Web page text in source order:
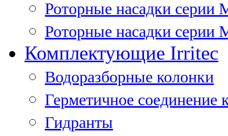
Роторные насадки серии
Роторные насадки серии
Комплектующие Irritec
Водоразборные колонки
Герметичное соединение
Гидранты